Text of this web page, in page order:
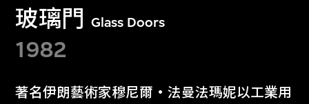
玻璃門 Glass Doors
1982
著名伊朗藝術家穆尼爾‧法曼法瑪妮以工業用